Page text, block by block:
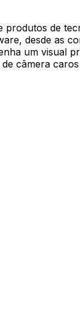
produtos de
desde as
um visual
câmera